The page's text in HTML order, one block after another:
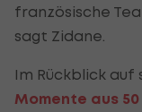
französische
sagt Zidane.
Im Rückblick auf
Momente aus